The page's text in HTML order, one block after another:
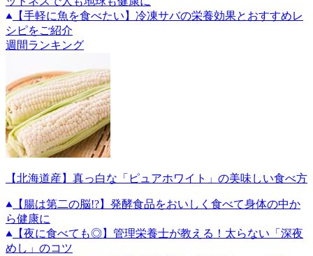
【手軽に魚を食べたい】冷凍サバの栄養効果とおすすめレ
シピをご紹介
週間ランキング
【北海道産】真っ白な「ピュアホワイト」の美味しい食べ方
【腸は第二の脳!?】発酵食品をおいしく食べて身体の中か
ら健康に
【夜に食べても◎】管理栄養士が教える！太らない「深夜
めし」のコツ